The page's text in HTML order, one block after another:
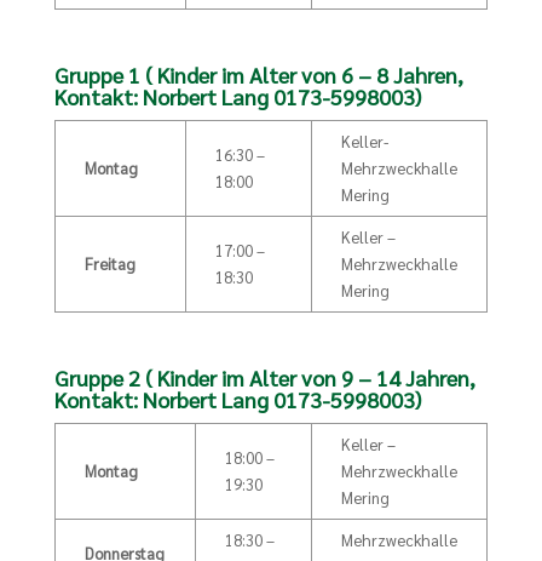
Gruppe 1 ( Kinder im Alter von 6 – 8 Jahren,
Kontakt: Norbert Lang 0173-5998003)
Montag
16:30 –
18:00
Keller-
Mehrzweckhalle
Mering
Freitag
17:00 –
18:30
Keller –
Mehrzweckhalle
Mering
Gruppe 2 ( Kinder im Alter von 9 – 14 Jahren,
Kontakt: Norbert Lang 0173-5998003)
Montag
18:00 –
19:30
Keller –
Mehrzweckhalle
Mering
Donnerstag
18:30 –
Mehrzweckhalle